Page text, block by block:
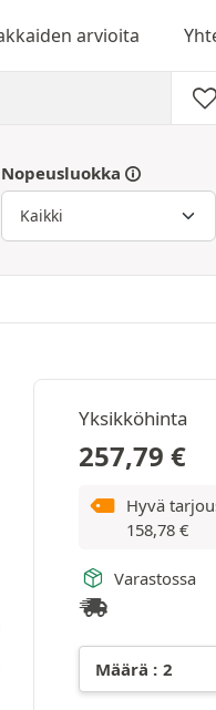
arvioita
Nopeusluokka
Yksikköhinta
257,79 €
Hyvä
158,78 €
Varastossa